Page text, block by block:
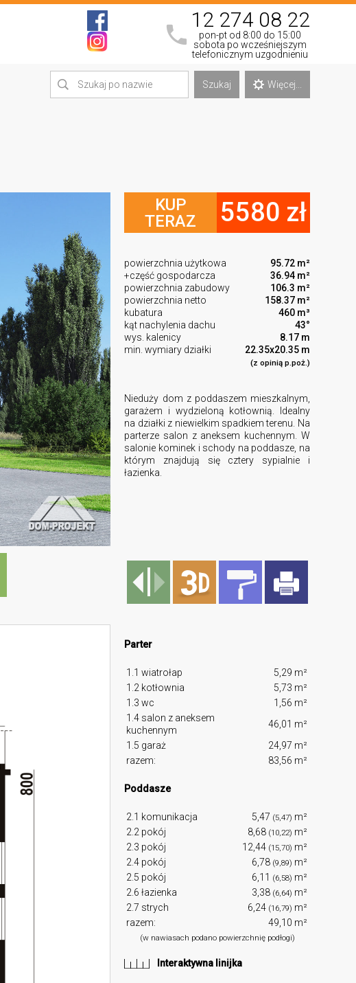
12 274 08 22
pon-pt od 8:00 do 15:00
sobota po wcześniejszym
telefonicznym uzgodnieniu
Szukaj Więcej...
KUP
TERAZ
5580 zł
powierzchnia użytkowa
95.72 m²
+część gospodarcza
36.94 m²
powierzchnia zabudowy
106.3 m²
powierzchnia netto
158.37 m²
kubatura
460 m³
kąt nachylenia dachu
43°
wys. kalenicy
8.17 m
min. wymiary działki
22.35x20.35 m
(z opinią p.poż.)
Nieduży dom z poddaszem mieszkalnym,
garażem i wydzieloną kotłownią. Idealny
na działki z niewielkim spadkiem terenu. Na
parterze salon z aneksem kuchennym. W
salonie kominek i schody na poddasze, na
którym znajdują się cztery sypialnie i
łazienka.
Parter
1.1 wiatrołap
5,29 m²
1.2 kotłownia
5,73 m²
1.3 wc
1,56 m²
1.4 salon z aneksem
kuchennym
46,01 m²
1.5 garaż
24,97 m²
razem:
83,56 m²
Poddasze
2.1 komunikacja 5,47 (5,47) m²
2.2 pokój
8,68 (10,22) m²
2.3 pokój
12,44 (15,70) m²
2.4 pokój
6,78 (9,89) m²
2.5 pokój
6,11 (6,58) m²
2.6 łazienka
3,38 (6,64) m²
2.7 strych
6,24 (16,79) m²
razem:
49,10 m²
(w nawiasach podano powierzchnię podłogi)
Interaktywna linijka